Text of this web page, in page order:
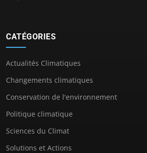
CATÉGORIES
Actualités Climatiques
Changements climatiques
Conservation de l'environnement
Politique climatique
Sciences du Climat
Solutions et Actions